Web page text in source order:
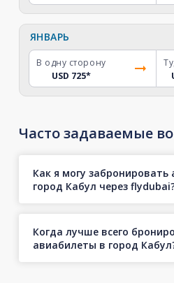
ЯНВАРЬ
В одну сторону
USD 725*
Часто задаваемые
Как я могу
город Кабул через
Когда лучше всего
авиабилеты в город